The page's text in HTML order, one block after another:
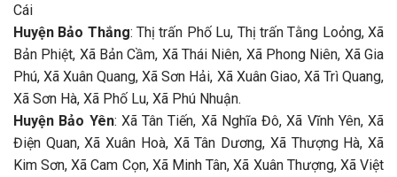
Cái
Huyện Bảo Thắng: Thị trấn Phố Lu, Thị trấn Tằng Loỏng, Xã
Bản Phiệt, Xã Bản Cầm, Xã Thái Niên, Xã Phong Niên, Xã Gia
Phú, Xã Xuân Quang, Xã Sơn Hải, Xã Xuân Giao, Xã Trì Quang,
Xã Sơn Hà, Xã Phố Lu, Xã Phú Nhuận.
Huyện Bảo Yên: Xã Tân Tiến, Xã Nghĩa Đô, Xã Vĩnh Yên, Xã
Điện Quan, Xã Xuân Hoà, Xã Tân Dương, Xã Thượng Hà, Xã
Kim Sơn, Xã Cam Cọn, Xã Minh Tân, Xã Xuân Thượng, Xã Việt